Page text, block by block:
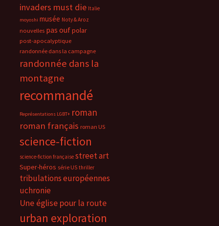
invaders must die Italie
moyoshi musée Noty & Aroz
nouvelles pas oufpolar
post-apocalyptique
randonnée dans la campagne
randonnée dans la
montagne
recommandé
Représentations LGBT+ roman
roman français roman US
science-fiction
science-fiction française street art
Super-héros série US thriller
tribulations européennes
uchronie
Une église pour la route
urban exploration